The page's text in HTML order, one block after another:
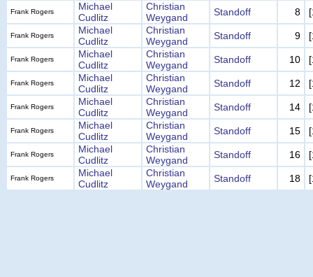
Frank Rogers
Michael
Cudlitz
Christian
Weygand
Standoff 8
Frank Rogers
Michael
Cudlitz
Christian
Weygand
Standoff 9
Frank Rogers
Michael
Cudlitz
Christian
Weygand
Standoff 10
Frank Rogers
Michael
Cudlitz
Christian
Weygand
Standoff 12
Frank Rogers
Michael
Cudlitz
Christian
Weygand
Standoff 14
Frank Rogers
Michael
Cudlitz
Christian
Weygand
Standoff 15
Frank Rogers
Michael
Cudlitz
Christian
Weygand
Standoff 16
Frank Rogers
Michael
Cudlitz
Christian
Weygand
Standoff 18